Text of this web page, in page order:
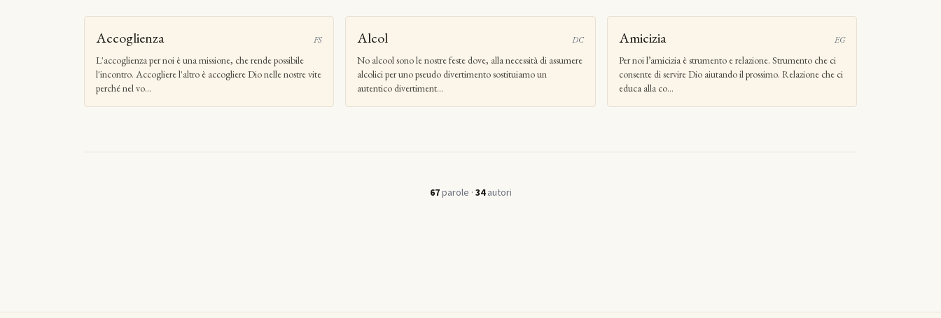
Accoglienza FS
L'accoglienza per noi è una missione, che rende possibile
l'incontro. Accogliere l'altro è accogliere Dio nelle nostre vite
perché nel vo...
Alcol DC
No alcool sono le nostre feste dove, alla necessità di assumere
alcolici per uno pseudo divertimento sostituiamo un
autentico divertiment...
Amicizia EG
Per noi l’amicizia è strumento e relazione. Strumento che ci
consente di servire Dio aiutando il prossimo. Relazione che ci
educa alla co...
67parole · 34autori